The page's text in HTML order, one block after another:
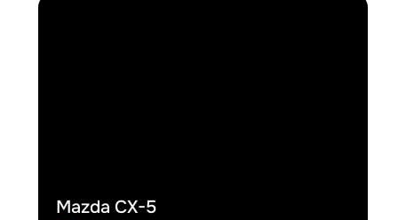
Mazda CX-5